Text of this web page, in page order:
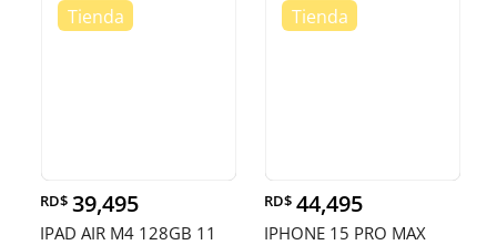
RD$ 39,495
IPAD AIR M4 128GB 11
RD$ 44,495
IPHONE 15 PRO MAX